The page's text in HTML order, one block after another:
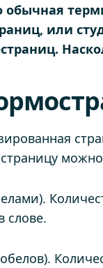
обычная
или
слове.